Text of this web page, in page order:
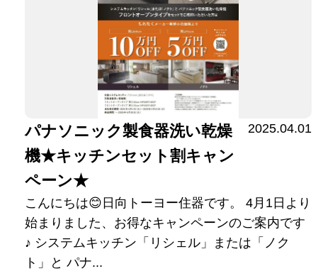
パナソニック製食器洗い乾燥
機★キッチンセット割キャン
ペーン★
2025.04.01
こんにちは😊日向トーヨー住器です。 4月1日より
始まりました、お得なキャンペーンのご案内です
♪ システムキッチン「リシェル」または「ノク
ト」と パナ...